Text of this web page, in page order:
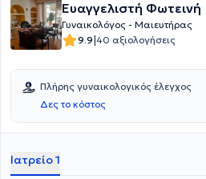
Ευαγγελιστή Φωτεινή
Γυναικολόγος - Μαιευτήρας
9.9|40 αξιολογήσεις
Πλήρης γυναικολογικός έλεγχος
Δες το κόστος
Ιατρείο 1